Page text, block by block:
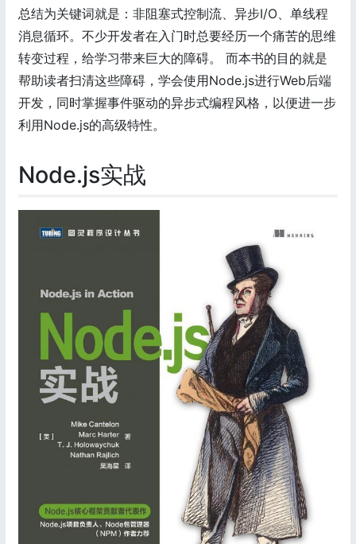
总结为关键词就是：非阻塞式控制流、异步I/O、单线程
消息循环。不少开发者在入门时总要经历一个痛苦的思维
转变过程，给学习带来巨大的障碍。 而本书的目的就是
帮助读者扫清这些障碍，学会使用Node.js进行Web后端
开发，同时掌握事件驱动的异步式编程风格，以便进一步
利用Node.js的高级特性。
Node.js实战